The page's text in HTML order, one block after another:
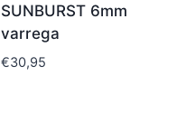
SUNBURST 6mm
varrega
€30,95